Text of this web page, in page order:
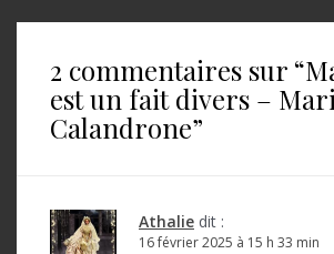
2 commentaires sur “
est un fait divers –
Calandrone”
Athalie dit :
16 février 2025 à 15 h 33 min